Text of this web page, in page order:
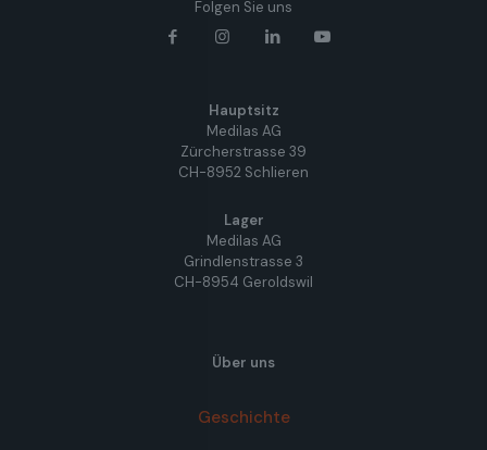
Folgen Sie uns
Hauptsitz
Medilas AG
Zürcherstrasse 39
CH-8952 Schlieren
Lager
Medilas AG
Grindlenstrasse 3
CH-8954 Geroldswil
Über uns
Geschichte